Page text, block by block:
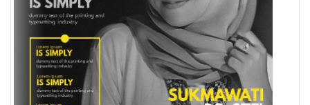
Password
Logout